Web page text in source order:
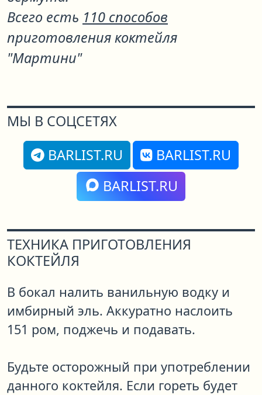
Всего есть 110 способов
приготовления коктейля
"Мартини"
МЫ В СОЦСЕТЯХ
BARLIST.RU
BARLIST.RU
BARLIST.RU
ТЕХНИКА ПРИГОТОВЛЕНИЯ
КОКТЕЙЛЯ
В бокал налить ванильную водку и
имбирный эль. Аккуратно наслоить
151 ром, поджечь и подавать.
Будьте осторожный при употреблении
данного коктейля. Если гореть будет